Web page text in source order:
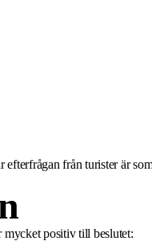
från turister är
positiv till beslutet: